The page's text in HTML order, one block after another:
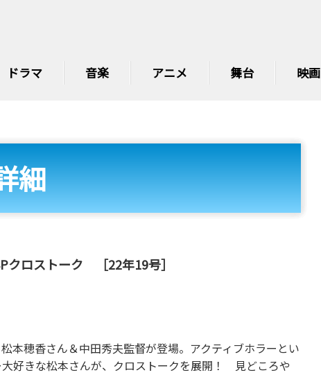
ドラマ 音楽 アニメ 舞台 映画
細
クロストーク ［22年19号］
本穂香さん＆中田秀夫監督が登場。アクティブホラーとい
好きな松本さんが、クロストークを展開！ 見どころや